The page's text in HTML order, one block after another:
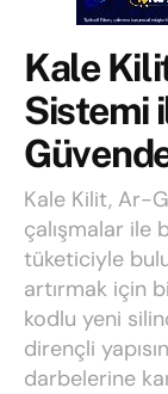
Kale
Sistemi
Kale Kilit, Ar-
çalışmalar ile
tüketiciyle
artırmak için
kodlu yeni
dirençli
darbelerine